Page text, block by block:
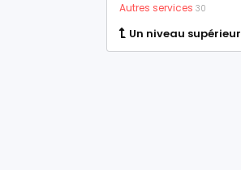
Autres services 30
Un niveau supérieur